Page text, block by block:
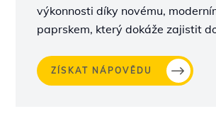
výkonnosti díky novému,
paprskem, který dokáže zajistit
ZÍSKAT NÁPOVĚDU